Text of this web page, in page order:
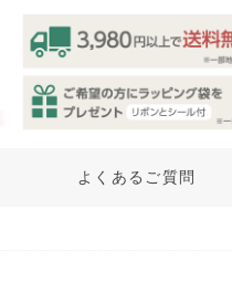
よくあるご質問